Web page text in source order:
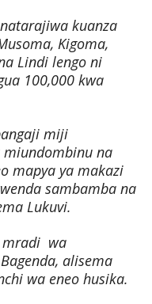
kuanza
Kigoma,
Lindi lengo ni
100,000 kwa
miji
miundombinu na
mapya ya makazi
sambamba na
Lukuvi.
mradi wa
alisema
wa eneo husika.